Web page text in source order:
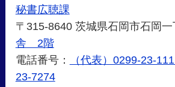
秘書広聴課
〒315-8640 茨城県石岡市石岡
舎 2階
電話番号：
（代表）0299-23-
23-7274